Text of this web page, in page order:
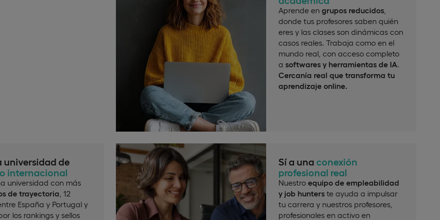
Aprende en grupos reducidos
donde tus profesores saben quién
eres y las clases son dinámicas con
casos reales. Trabaja como en el
mundo real, con acceso completo
a softwares y herramientas de IA.
Cercanía real que transforma tu
aprendizaje online.
universidad de
internacional
universidad con más
de trayectoria , 12
España y Portugal y
los rankings y sellos
Sí a una conexión
profesional real
Nuestro equipo de empleabilidad
y job hunters te ayuda a impulsar
tu carrera y nuestros profesores,
profesionales en activo en